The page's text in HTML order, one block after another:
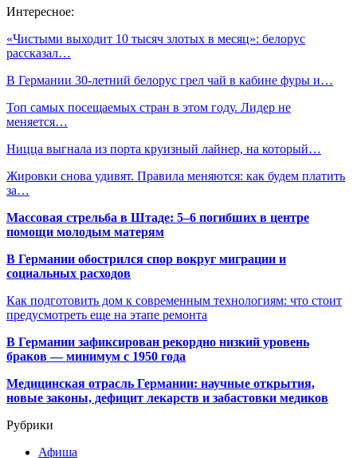
Интересное:
«Чистыми выходит 10 тысяч злотых в месяц»: белорус
рассказал…
В Германии 30-летний белорус грел чай в кабине фуры и…
Топ самых посещаемых стран в этом году. Лидер не
меняется…
Ницца выгнала из порта круизный лайнер, на который…
Жировки снова удивят. Правила меняются: как будем платить
за…
Массовая стрельба в Штаде: 5–6 погибших в центре
помощи молодым матерям
В Германии обострился спор вокруг миграции и
социальных расходов
Как подготовить дом к современным технологиям: что стоит
предусмотреть еще на этапе ремонта
В Германии зафиксирован рекордно низкий уровень
браков — минимум с 1950 года
Медицинская отрасль Германии: научные открытия,
новые законы, дефицит лекарств и забастовки медиков
Рубрики
Афиша